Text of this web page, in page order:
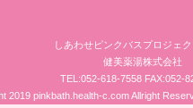
しあわせピンクバスプロジェ
健美薬湯株式会社
TEL:052-618-7558 FAX:052-
2019 pinkbath.health-c.com Allright